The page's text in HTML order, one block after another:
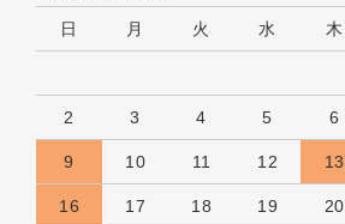
日 月 火 水 木
2 3 4 5 6
9 10 11 12 13
16 17 18 19 20